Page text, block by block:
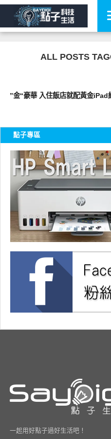
ALL POSTS
”金“豪華 入住飯店就配黃金iPad
點子專區
一起用好點子過好生活吧！